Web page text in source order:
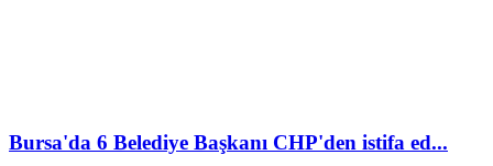
Bursa'da 6 Belediye Başkanı CHP'den istifa ed...